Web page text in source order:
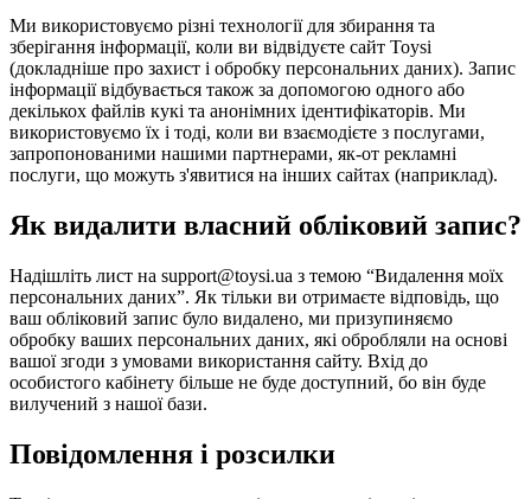
Ми використовуємо різні технології для збирання та
зберігання інформації, коли ви відвідуєте сайт Toysi
(докладніше про захист і обробку персональних даних). Запис
інформації відбувається також за допомогою одного або
декількох файлів кукі та анонімних ідентифікаторів. Ми
використовуємо їх і тоді, коли ви взаємодієте з послугами,
запропонованими нашими партнерами, як-от рекламні
послуги, що можуть з'явитися на інших сайтах (наприклад).
Як видалити власний обліковий запис?
Надішліть лист на support@toysi.ua з темою “Видалення моїх
персональних даних”. Як тільки ви отримаєте відповідь, що
ваш обліковий запис було видалено, ми призупиняємо
обробку ваших персональних даних, які обробляли на основі
вашої згоди з умовами використання сайту. Вхід до
особистого кабінету більше не буде доступний, бо він буде
вилучений з нашої бази.
Повідомлення і розсилки